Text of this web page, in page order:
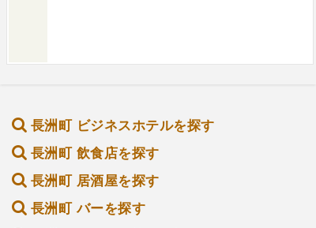
長洲町 ビジネスホテルを探す
長洲町 飲食店を探す
長洲町 居酒屋を探す
長洲町 バーを探す